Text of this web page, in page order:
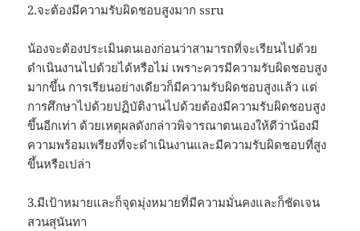
2.จะต้องมีความรับผิดชอบสูงมาก ssru
น้องจะต้องประเมินตนเองก่อนว่าสามารถที่จะเรียนไปด้วย
ดำเนินงานไปด้วยได้หรือไม่ เพราะควรมีความรับผิดชอบสูง
มากขึ้น การเรียนอย่างเดียวก็มีความรับผิดชอบสูงแล้ว แต่
การศึกษาไปด้วยปฏิบัติงานไปด้วยต้องมีความรับผิดชอบสูง
ขึ้นอีกเท่า ด้วยเหตุผลดังกล่าวพิจารณาตนเองให้ดีว่าน้องมี
ความพร้อมเพรียงที่จะดำเนินงานและมีความรับผิดชอบที่สูง
ขึ้นหรือเปล่า
3.มีเป้าหมายและก็จุดมุ่งหมายที่มีความมั่นคงและก็ชัดเจน
สวนสุนันทา